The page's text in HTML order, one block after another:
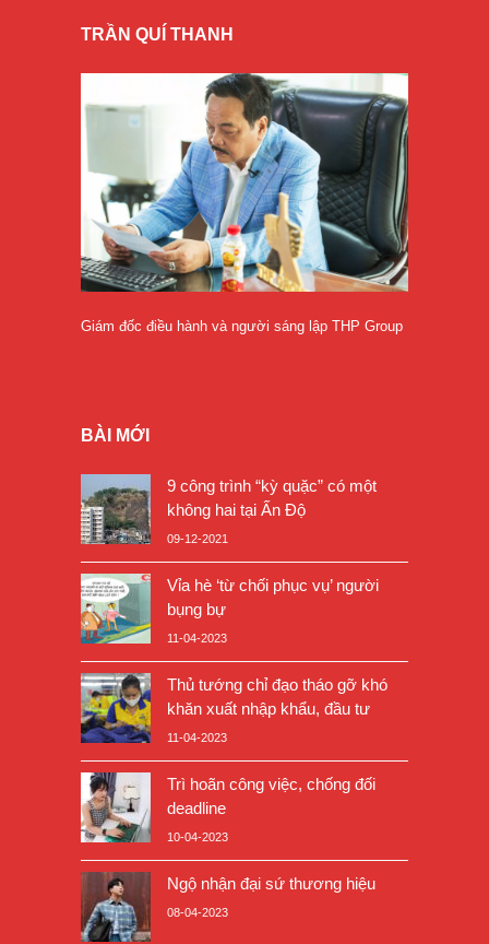
TRẦN QUÍ THANH
Giám đốc điều hành và người sáng lập THP Group
BÀI MỚI
9 công trình “kỳ quặc” có một
không hai tại Ấn Độ
09-12-2021
Vỉa hè ‘từ chối phục vụ’ người
bụng bự
11-04-2023
Thủ tướng chỉ đạo tháo gỡ khó
khăn xuất nhập khẩu, đầu tư
11-04-2023
Trì hoãn công việc, chống đối
deadline
10-04-2023
Ngộ nhận đại sứ thương hiệu
08-04-2023